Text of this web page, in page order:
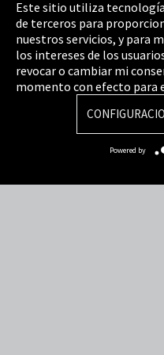
Política de privacidad
Cookie Settings
Términos y Condiciones
Mapa del sitio
Integrity Line
Este sitio utiliza
de terceros para
nuestros servicios, y para
los intereses de los
revocar o cambiar mi
momento con efecto para
Powered by